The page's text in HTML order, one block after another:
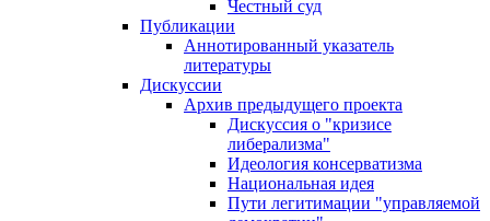
Честный суд
Публикации
Аннотированный указатель
литературы
Дискуссии
Архив предыдущего проекта
Дискуссия о "кризисе
либерализма"
Идеология консерватизма
Национальная идея
Пути легитимации "управляемой